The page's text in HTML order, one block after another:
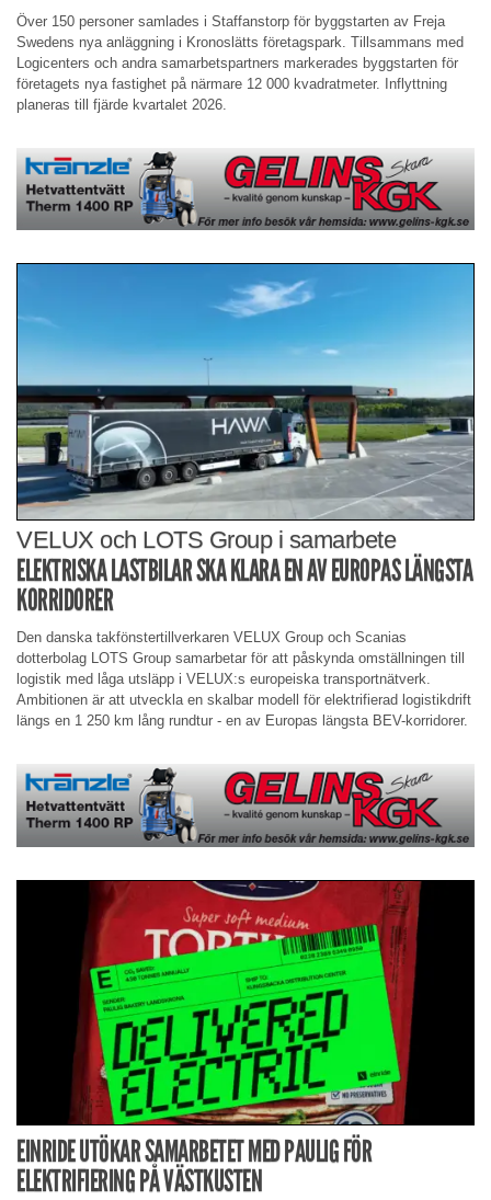
Över 150 personer samlades i Staffanstorp för byggstarten av Freja
Swedens nya anläggning i Kronoslätts företagspark. Tillsammans med
Logicenters och andra samarbetspartners markerades byggstarten för
företagets nya fastighet på närmare 12 000 kvadratmeter. Inflyttning
planeras till fjärde kvartalet 2026.
VELUX och LOTS Group i samarbete
ELEKTRISKA LASTBILAR SKA KLARA EN AV EUROPAS LÄNGSTA
KORRIDORER
Den danska takfönstertillverkaren VELUX Group och Scanias
dotterbolag LOTS Group samarbetar för att påskynda omställningen till
logistik med låga utsläpp i VELUX:s europeiska transportnätverk.
Ambitionen är att utveckla en skalbar modell för elektrifierad logistikdrift
längs en 1 250 km lång rundtur - en av Europas längsta BEV-korridorer.
EINRIDE UTÖKAR SAMARBETET MED PAULIG FÖR
ELEKTRIFIERING PÅ VÄSTKUSTEN